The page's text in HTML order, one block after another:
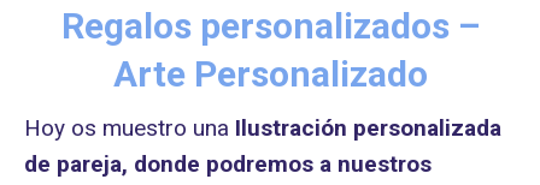
Regalos personalizados –
Arte Personalizado
Hoy os muestro una Ilustración personalizada
de pareja, donde podremos a nuestros